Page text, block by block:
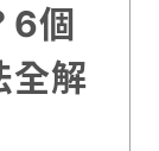
6個
全解